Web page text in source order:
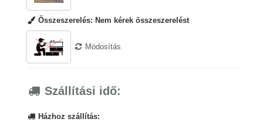
Összeszerelés: Nem kérek összeszerelést
Módosítás
Szállítási idő:
Házhoz szállítás: